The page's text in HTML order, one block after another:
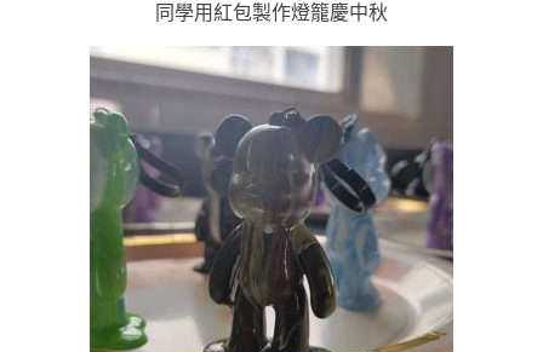
同學用紅包製作燈籠慶中秋